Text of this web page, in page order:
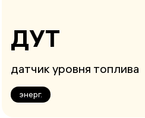
ДУТ
датчик уровня топлива
энерг.